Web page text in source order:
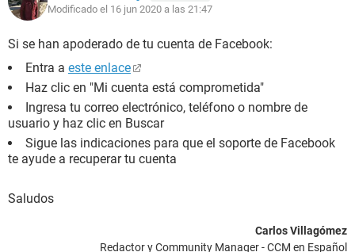
Modificado el 16 jun 2020 a las 21:47
Si se han apoderado de tu cuenta de Facebook:
Entra a este enlace
Haz clic en "Mi cuenta está comprometida"
Ingresa tu correo electrónico, teléfono o nombre de
usuario y haz clic en Buscar
Sigue las indicaciones para que el soporte de Facebook
te ayude a recuperar tu cuenta
Saludos
Carlos Villagómez
Redactor y Community Manager - CCM en Español